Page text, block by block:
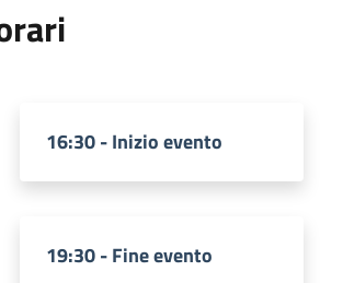
16:30 - Inizio evento
19:30 - Fine evento